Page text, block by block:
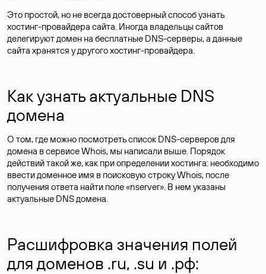
Это простой, но не всегда достоверный способ узнать
хостинг-провайдера сайта. Иногда владельцы сайтов
делегируют домен на бесплатные DNS-серверы, а данные
сайта хранятся у другого хостинг-провайдера.
Как узнать актуальные DNS
домена
О том, где можно посмотреть список DNS-серверов для
домена в сервисе Whois, мы написали выше. Порядок
действий такой же, как при определении хостинга: необходимо
ввести доменное имя в поисковую строку Whois, после
получения ответа найти поле «nserver». В нем указаны
актуальные DNS домена.
Расшифровка значения полей
для доменов .ru, .su и .рф: